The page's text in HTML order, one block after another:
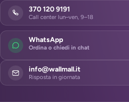
370 120 9191
Call center lun–ven, 9–18
WhatsApp
Ordina o chiedi in chat
info@wallmall.it
Risposta in giornata